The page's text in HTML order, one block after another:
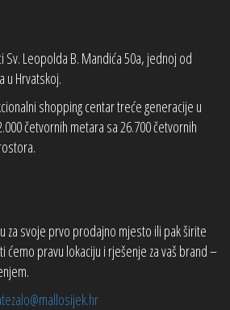
Sv. Leopolda B. Mandića 50a, jednoj od
u Hrvatskoj.
shopping centar treće generacije u
četvornih metara sa 26.700 četvornih
za svoje prvo prodajno mjesto ili pak širite
ćemo pravu lokaciju i rješenje za vaš brand –